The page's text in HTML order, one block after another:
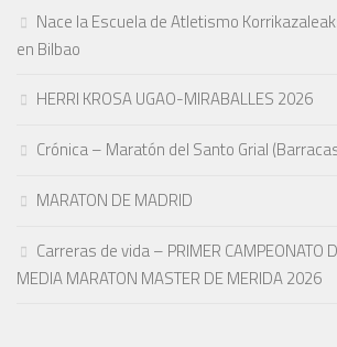
Nace la Escuela de Atletismo
en Bilbao
HERRI KROSA UGAO-MIRABALLES 2026
Crónica – Maratón del Santo Grial
MARATON DE MADRID
Carreras de vida – PRIMER CAMPEONATO
MEDIA MARATON MASTER DE MERIDA 2026